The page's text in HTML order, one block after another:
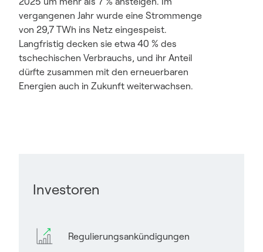
vergangenen Jahr wurde eine Strommenge
von 29,7 TWh ins Netz eingespeist.
Langfristig decken sie etwa 40 % des
tschechischen Verbrauchs, und ihr Anteil
dürfte zusammen mit den erneuerbaren
Energien auch in Zukunft weiterwachsen.
Investoren
Regulierungsankündigungen